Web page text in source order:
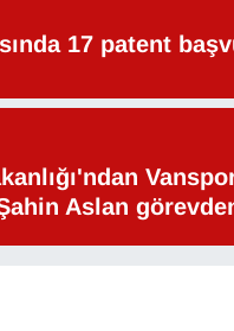
17 patent
Aslan